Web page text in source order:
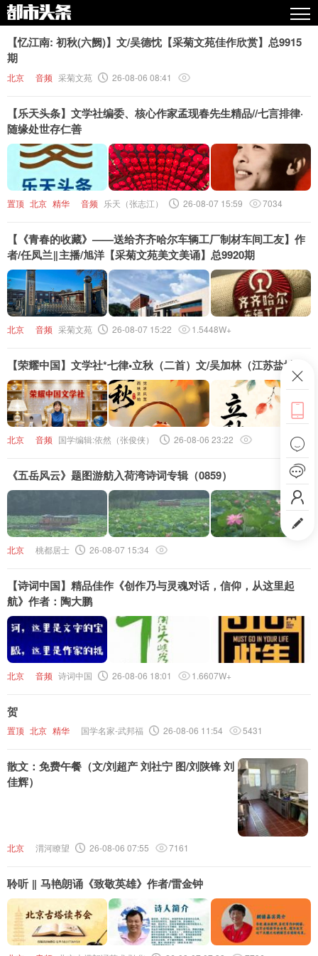
热点
视频
专栏
人气
传播榜
文集
头条号
下载APP
【忆江南: 初秋(六阙)】文/吴德忱【采菊文苑佳作欣赏】总9915
期
北京 音频 采菊文苑 26-08-06 08:41
【乐天头条】文学社编委、核心作家孟现春先生精品//七言排律·
随缘处世存仁善
置顶 北京 精华 音频 乐天（张志江） 26-08-07 15:59 7034
【《青春的收藏》——送给齐齐哈尔车辆工厂制材车间工友】作
者/任凤兰‖主播/旭洋【采菊文苑美文美诵】总9920期
北京 音频 采菊文苑 26-08-07 15:22 1.5448W+
【荣耀中国】文学社*七律•立秋（二首）文/吴加林（江苏盐城）
北京 音频 国学编辑:依然（张俊侠） 26-08-06 23:22
《五岳风云》题图游舫入荷湾诗词专辑（0859）
北京 桃都居士 26-08-07 15:34
【诗词中国】精品佳作《创作乃与灵魂对话，信仰，从这里起
航》作者：陶大鹏
北京 音频 诗词中国 26-08-06 18:01 1.6607W+
贺
置顶 北京 精华 国学名家-武邦福 26-08-06 11:54 5431
散文：免费午餐（文/刘超产 刘社宁 图/刘陕锋 刘
佳辉）
北京 渭河瞭望 26-08-06 07:55 7161
聆听 ‖ 马艳朗诵《致敬英雄》作者/雷金钟
ဆ




